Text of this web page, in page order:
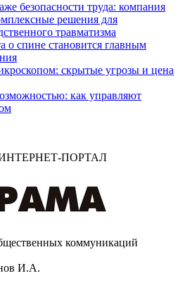
безопасности труда: компания
решения для
травматизма
о спине становится главным
скрытые угрозы и цена
как управляют
ПОРТАЛ
коммуникаций
И.А.